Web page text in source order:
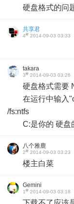
硬盘格式的问
共享君
4# 2014-09-03 03:33
takara
3# 2014-09-03 03:26
硬盘格式需要
在运行中输入
/fs:ntfs
C:是你的 硬盘
八个雅鹿
2# 2014-09-03 03:23
楼主白菜
Gemini
1# 2014-09-03 03:18